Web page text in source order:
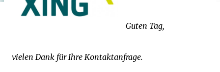
Guten Tag,
vielen Dank für Ihre Kontaktanfrage.